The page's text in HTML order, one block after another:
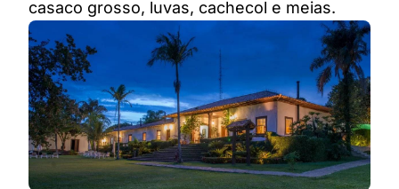
casaco grosso, luvas, cachecol e meias.